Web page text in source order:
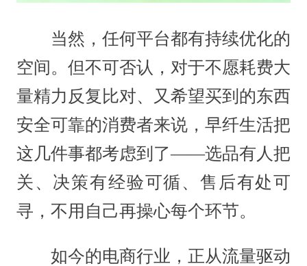
当然，任何平台都有持续优化的
空间。但不可否认，对于不愿耗费大
量精力反复比对、又希望买到的东西
安全可靠的消费者来说，早纤生活把
这几件事都考虑到了——选品有人把
关、决策有经验可循、售后有处可
寻，不用自己再操心每个环节。
如今的电商行业，正从流量驱动